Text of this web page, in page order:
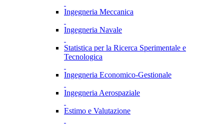
Ingegneria Meccanica
Ingegneria Navale
Statistica per la Ricerca Sperimentale e
Tecnologica
Ingegneria Economico-Gestionale
Ingegneria Aerospaziale
Estimo e Valutazione